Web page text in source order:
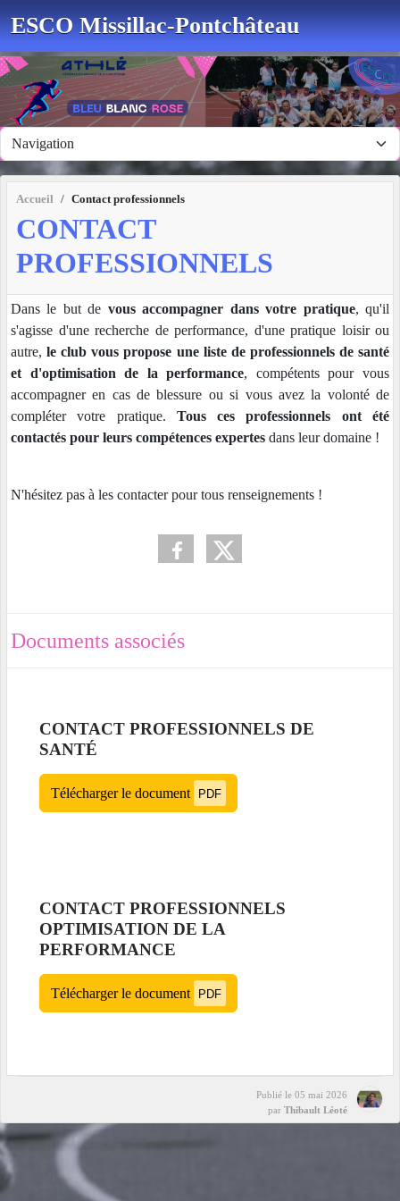
ESCO Missillac-Pontchâteau
Accueil Contact professionnels
CONTACT
PROFESSIONNELS
Dans le but de vous accompagner dans votre pratique, qu'il
s'agisse d'une recherche de performance, d'une pratique loisir ou
autre,le club vous propose une liste de professionnels de santé
et d'optimisation de la performance, compétents pour vous
accompagner en cas de blessure ou si vous avez la volonté de
compléter votre pratique. Tous ces professionnels ont été
contactés pour leurs compétences expertes dans leur domaine !
N'hésitez pas à les contacter pour tous renseignements !
Documents associés
CONTACT PROFESSIONNELS DE
SANTÉ
Télécharger le document PDF
CONTACT PROFESSIONNELS
OPTIMISATION DE LA
PERFORMANCE
Télécharger le document PDF
Publié le 05 mai 2026
par Thibault Léoté